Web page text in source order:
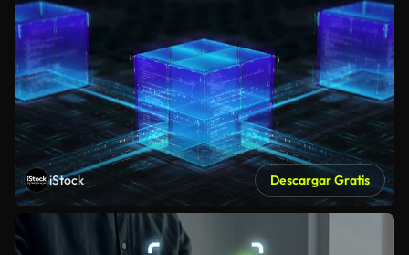
iStock Descargar Gratis